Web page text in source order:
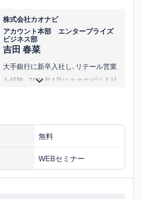
ヒューマンリソースに参画。
※役職等は講演当時のものです
株式会社カオナビ
アカウント本部 エンタープライズ
ビジネス部
吉田 春菜
大手銀行に新卒入社し、リテール営業
を経験。2021年4月にカオナビに入社
※役職等は講演当時のものです
無料
WEBセミナー